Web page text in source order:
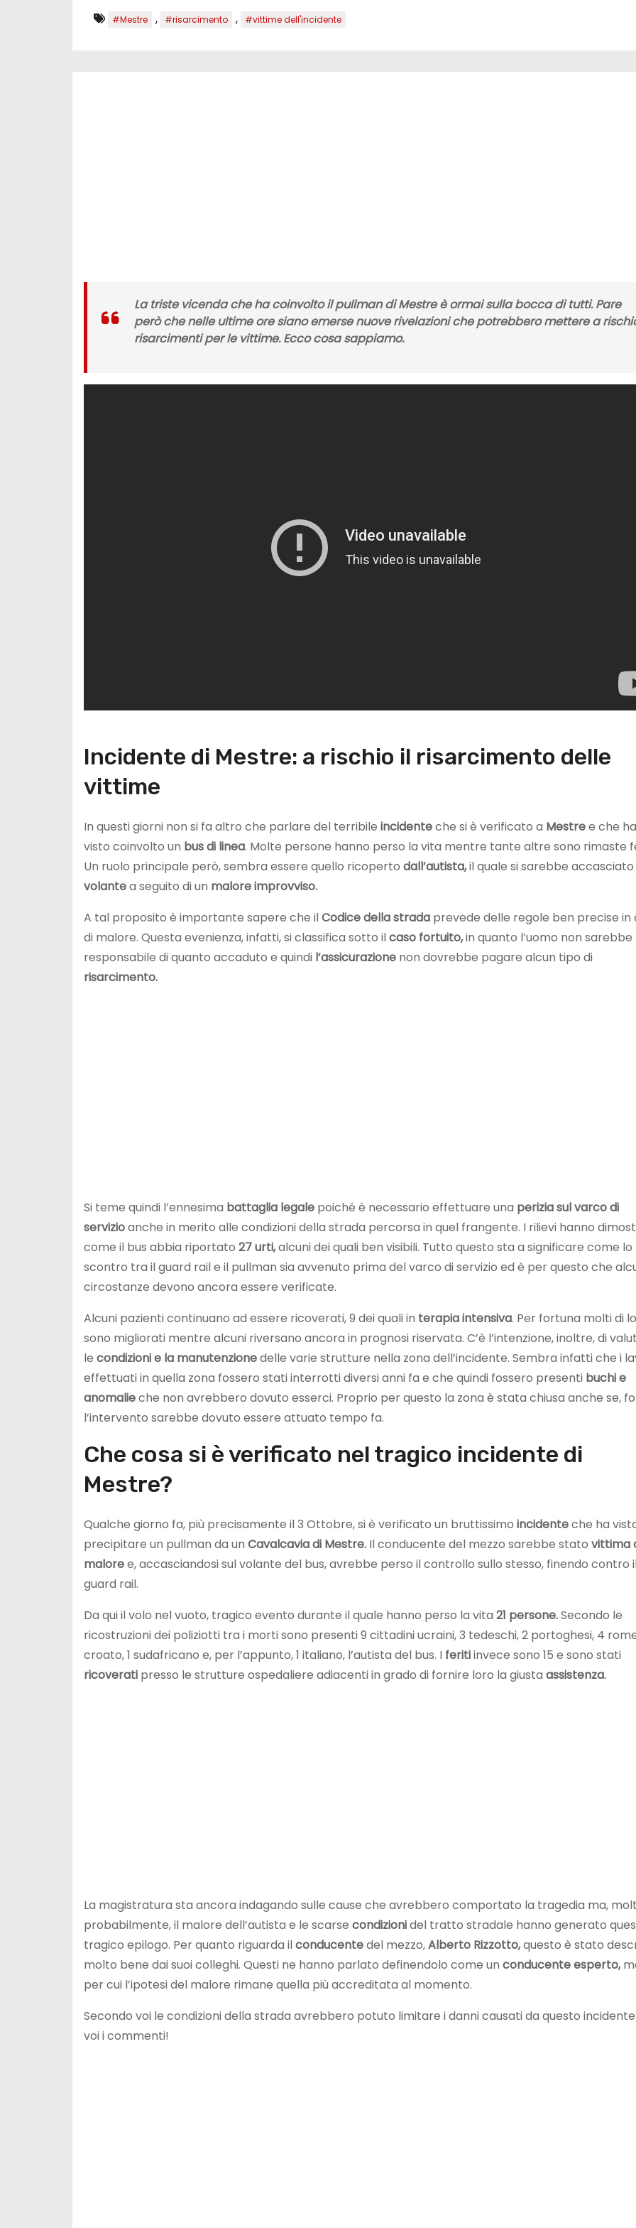
#Mestre , #risarcimento , #vittime dell'incidente
La triste vicenda che ha coinvolto ilpullman di Mestreè ormai sulla bocca di tutti. Pare
però che nelle ultime ore siano emerse nuove rivelazioni che potrebbero mettere a
risarcimentiper le vittime. Ecco cosa sappiamo.
Incidente di Mestre: a rischio il risarcimento delle
vittime
In questi giorni non si fa altro che parlare del terribile incidenteche si è verificato a Mestree che ha
visto coinvolto un bus di linea. Molte persone hanno perso la vita mentre tante altre sono rimaste
Un ruolo principale però, sembra essere quello ricoperto dall’autista,il quale si sarebbe accasciato
volantea seguito di un malore improvviso.
A tal proposito è importante sapere che ilCodice della strada prevede delle regole ben precise in
di malore. Questa evenienza, infatti, si classifica sotto ilcaso fortuito,in quanto l’uomo non sarebbe
responsabile di quanto accaduto e quindi l’assicurazione non dovrebbe pagare alcun tipo di
risarcimento.
Si teme quindi l’ennesima battaglia legale poiché è necessario effettuare una perizia sul varco di
servizioanche in merito alle condizioni della strada percorsa in quel frangente. I rilievi hanno
come il bus abbia riportato 27 urti,alcuni dei quali ben visibili. Tutto questo sta a significare come lo
scontro tra il guard rail e il pullman sia avvenuto prima del varco di servizio ed è per questo che
circostanze devono ancora essere verificate.
Alcuni pazienti continuano ad essere ricoverati, 9 dei quali in terapia intensiva. Per fortuna molti di
sono migliorati mentre alcuni riversano ancora in prognosi riservata. C’è l’intenzione, inoltre, di
le condizioni e la manutenzionedelle varie strutture nella zona dell’incidente. Sembra infatti che i
effettuati in quella zona fossero stati interrotti diversi anni fa e che quindi fossero presenti buchi e
anomalieche non avrebbero dovuto esserci. Proprio per questo la zona è stata chiusa anche se,
l’intervento sarebbe dovuto essere attuato tempo fa.
Che cosa si è verificato nel tragico incidente di
Mestre?
Qualche giorno fa, più precisamente il 3 Ottobre, si è verificato un bruttissimo incidenteche ha
precipitare un pullman da un Cavalcavia di Mestre. Il conducente del mezzo sarebbe stato vittima
maloree, accasciandosi sul volante del bus, avrebbe perso il controllo sullo stesso, finendo contro
guard rail.
Da qui il volo nel vuoto, tragico evento durante il quale hanno perso la vita 21 persone.Secondo le
ricostruzioni dei poliziotti tra i morti sono presenti 9 cittadini ucraini, 3 tedeschi, 2 portoghesi, 4
croato, 1 sudafricano e, per l’appunto, 1 italiano, l’autista del bus. I feritiinvece sono 15 e sono stati
ricoverati presso le strutture ospedaliere adiacenti in grado di fornire loro la giusta assistenza.
La magistratura sta ancora indagando sulle cause che avrebbero comportato la tragedia ma,
probabilmente, il malore dell’autista e le scarse condizionidel tratto stradale hanno generato
tragico epilogo. Per quanto riguarda ilconducentedel mezzo,Alberto Rizzotto,questo è stato
molto bene dai suoi colleghi. Questi ne hanno parlato definendolo come un conducente esperto,
per cui l’ipotesi del malore rimane quella più accreditata al momento.
Secondo voi le condizioni della strada avrebbero potuto limitare i danni causati da questo
voi i commenti!